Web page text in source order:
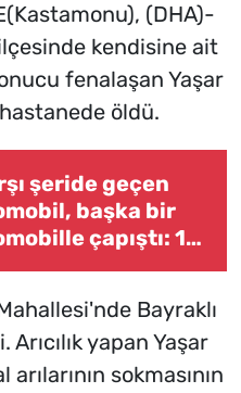
(DHA)-
kendisine ait
fenalaşan Yaşar
hastanede öldü.
şeride geçen
başka bir
çapıştı: 1
2 ağır yaralı(2)
Bayraklı
yapan Yaşar
sokmasının